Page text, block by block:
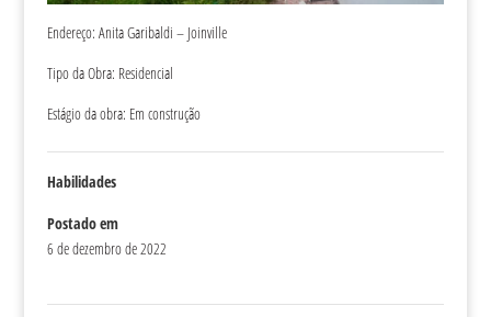
Endereço: Anita Garibaldi – Joinville
Tipo da Obra: Residencial
Estágio da obra: Em construção
Habilidades
Postado em
6 de dezembro de 2022